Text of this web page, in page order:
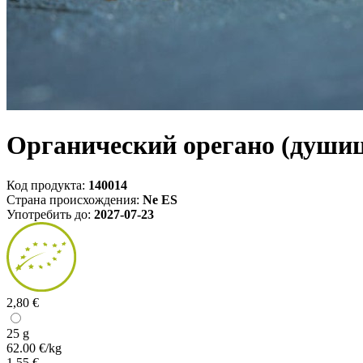
Органический орегано
Код продукта: 140014
Страна происхождения: Ne ES
Употребить до: 2027-07-23
2,80 €
25 g
62.00 €/kg